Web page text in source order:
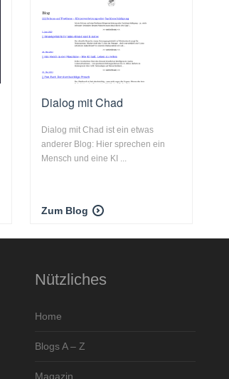
Dialog mit Chad
Dialog mit Chad ist ein etwas
anderer Blog: Hier sprechen ein
Mensch und eine KI ...
Zum Blog
Nützliches
Home
Blogs A – Z
Magazin